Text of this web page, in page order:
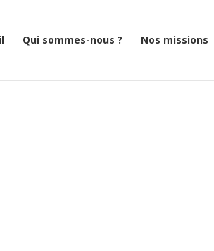
Qui sommes-nous ? Nos missions